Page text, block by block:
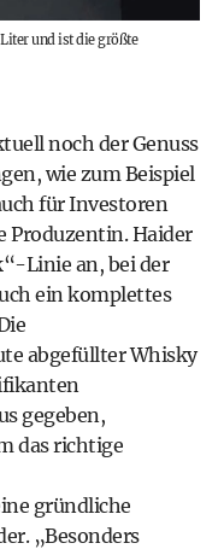
und ist die größte
noch der Genuss
wie zum Beispiel
für Investoren
Produzentin. Haider
Linie an, bei der
ein komplettes
abgefüllter Whisky
gegeben,
das richtige
gründliche
„Besonders